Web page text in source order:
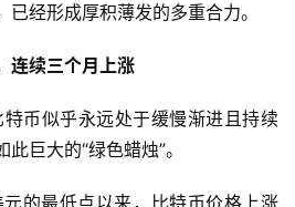
经形成厚积薄发的多重合力。
连续三个月上涨
币似乎永远处于缓慢渐进且持续
巨大的“绿色蜡烛”。